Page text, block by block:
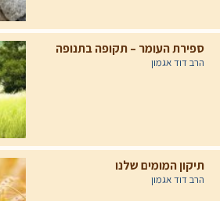
ספירת העומר – תקופה בתנופה
הרב דוד אגמון
תיקון המומים שלנו
הרב דוד אגמון